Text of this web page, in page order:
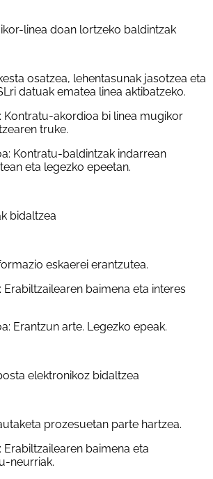
linea doan lortzeko baldintzak
osatzea, lehentasunak jasotzea eta
datuak ematea linea aktibatzeko.
Kontratu-akordioa bi linea mugikor
truke.
Kontratu-baldintzak indarrean
eta legezko epeetan.
bidaltzea
eskaerei erantzutea.
Erabiltzailearen baimena eta interes
Erantzun arte. Legezko epeak.
elektronikoz bidaltzea
prozesuetan parte hartzea.
Erabiltzailearen baimena eta
neurriak.